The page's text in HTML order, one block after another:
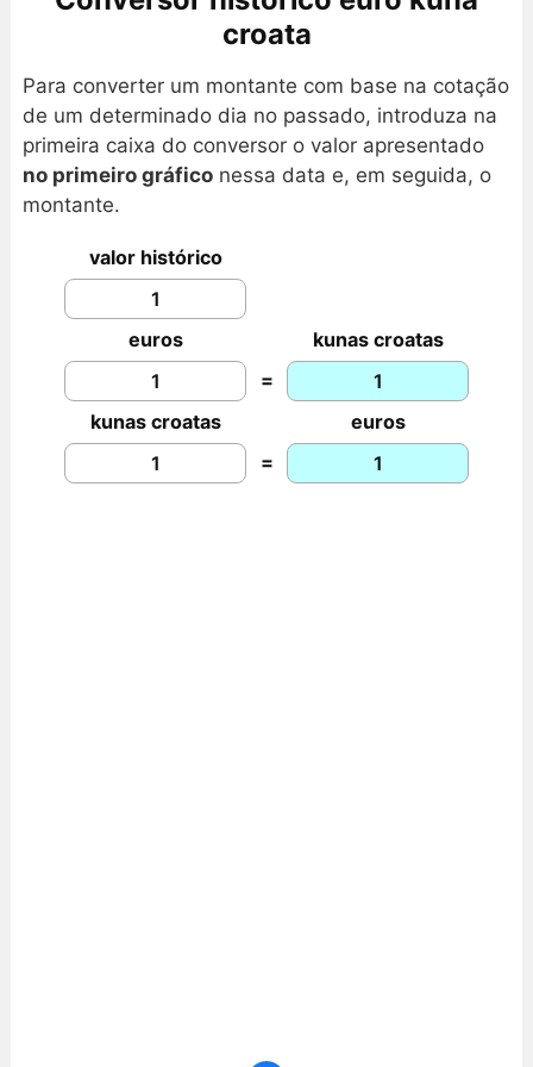
croata
Para converter um montante com base na cotação
de um determinado dia no passado, introduza na
primeira caixa do conversor o valor apresentado
no primeiro gráficonessa data e, em seguida, o
montante.
valor histórico
euros
kunas croatas
=
kunas croatas
euros
=